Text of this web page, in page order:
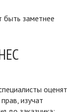
быть заметнее
оценят
изучат